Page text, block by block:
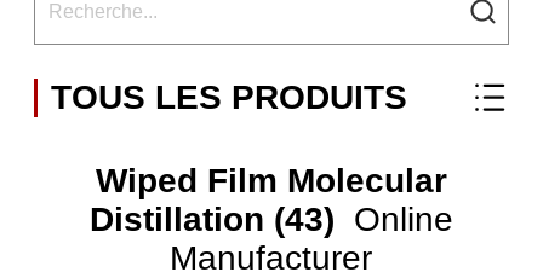
TOUS LES PRODUITS
Wiped Film Molecular
Distillation (43) Online
Manufacturer